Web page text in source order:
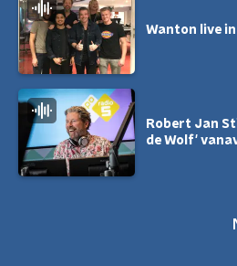
Wanton live in
Robert Jan
de Wolf'